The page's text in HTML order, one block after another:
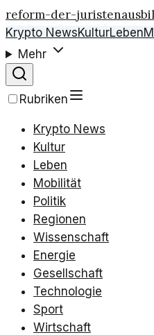
reform-der-
Krypto NewsKulturLeben
Mehr
Rubriken
Krypto News
Kultur
Leben
Mobilität
Politik
Regionen
Wissenschaft
Energie
Gesellschaft
Technologie
Sport
Wirtschaft